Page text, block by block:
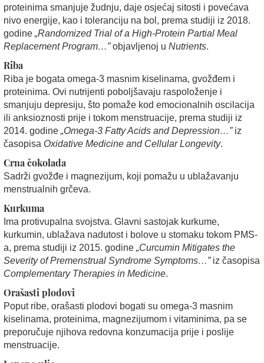
proteinima smanjuje žudnju, daje osjećaj sitosti i povećava
nivo energije, kao i toleranciju na bol, prema studiji iz 2018.
godine „Randomized Trial of a High-Protein Partial Meal
Replacement Program…”objavljenoj u Nutrients.
Riba
Riba je bogata omega-3 masnim kiselinama, gvožđem i
proteinima. Ovi nutrijenti poboljšavaju raspoloženje i
smanjuju depresiju, što pomaže kod emocionalnih oscilacija
ili anksioznosti prije i tokom menstruacije, prema studiji iz
2014. godine „Omega-3 Fatty Acids and Depression…”iz
časopisa Oxidative Medicine and Cellular Longevity.
Crna čokolada
Sadrži gvožđe i magnezijum, koji pomažu u ublažavanju
menstrualnih grčeva.
Kurkuma
Ima protivupalna svojstva. Glavni sastojak kurkume,
kurkumin, ublažava nadutost i bolove u stomaku tokom PMS-
a, prema studiji iz 2015. godine „Curcumin Mitigates the
Severity of Premenstrual Syndrome Symptoms…”iz časopisa
Complementary Therapies in Medicine.
Orašasti plodovi
Poput ribe, orašasti plodovi bogati su omega-3 masnim
kiselinama, proteinima, magnezijumom i vitaminima, pa se
preporučuje njihova redovna konzumacija prije i poslije
menstruacije.